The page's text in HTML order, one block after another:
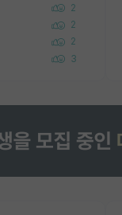
2
2
2
3